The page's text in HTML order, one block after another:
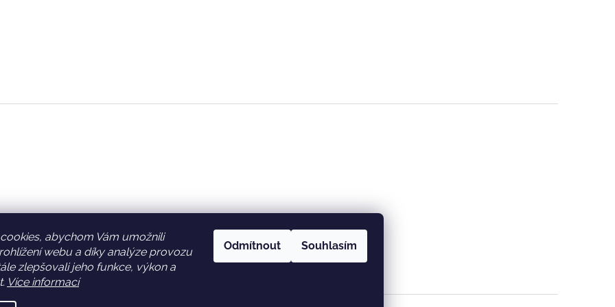
abychom Vám umožnili
webu a díky analýze provozu
zlepšovali jeho funkce, výkon a
Více informací
Odmítnout Souhlasím
Facebook Věrnostní slevy